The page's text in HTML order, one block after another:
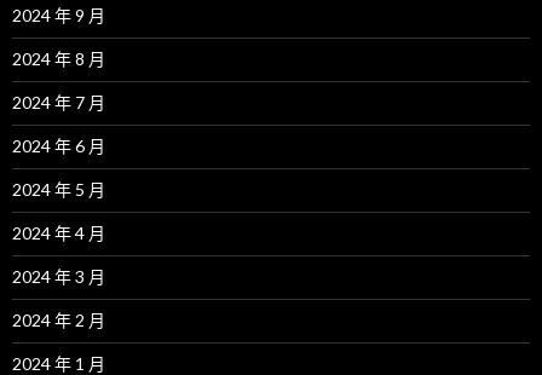
2024 年 9 月
2024 年 8 月
2024 年 7 月
2024 年 6 月
2024 年 5 月
2024 年 4 月
2024 年 3 月
2024 年 2 月
2024 年 1 月